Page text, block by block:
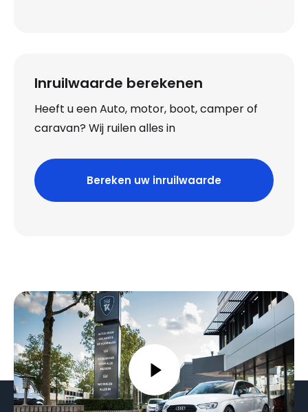
Inruilwaarde berekenen
Heeft u een Auto, motor, boot, camper of
caravan? Wij ruilen alles in
Bereken uw inruilwaarde